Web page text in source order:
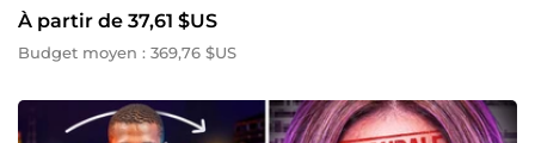
À partir de 37,61 $US
Budget moyen : 369,76 $US